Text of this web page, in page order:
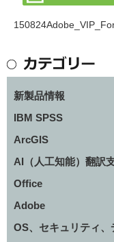
新製品情報
IBM SPSS
ArcGIS
AI（人工知能）翻訳
Office
Adobe
OS、セキュリティ